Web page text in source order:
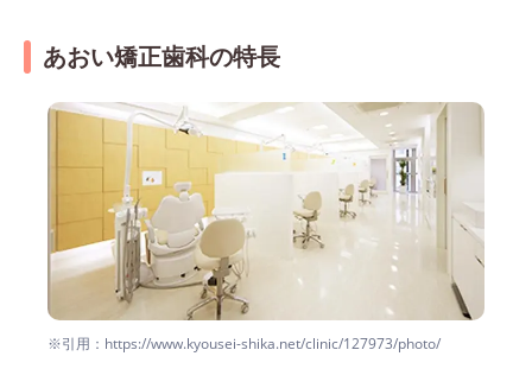
あおい矯正歯科の特長
※引用：https://www.kyousei-shika.net/clinic/127973/photo/